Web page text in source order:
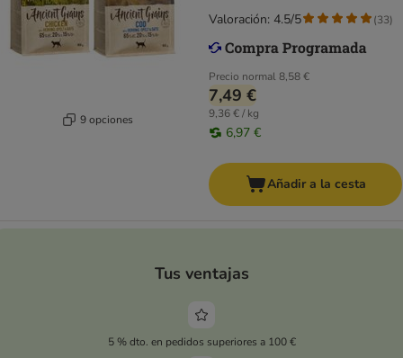
9 opciones
Precio normal8,58 €
7,49 €
9,36 € / kg
6,97 €
Valoración: 4.5/5 (33)
Añadir a la cesta
Tus ventajas
5 % dto. en pedidos superiores a 100 €